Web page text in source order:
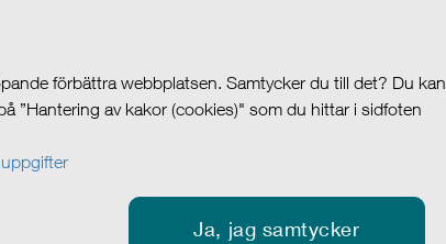
förbättra webbplatsen. Samtycker du till det? Du kan
”Hantering av kakor (cookies)" som du hittar i sidfoten
Ja, jag samtycker